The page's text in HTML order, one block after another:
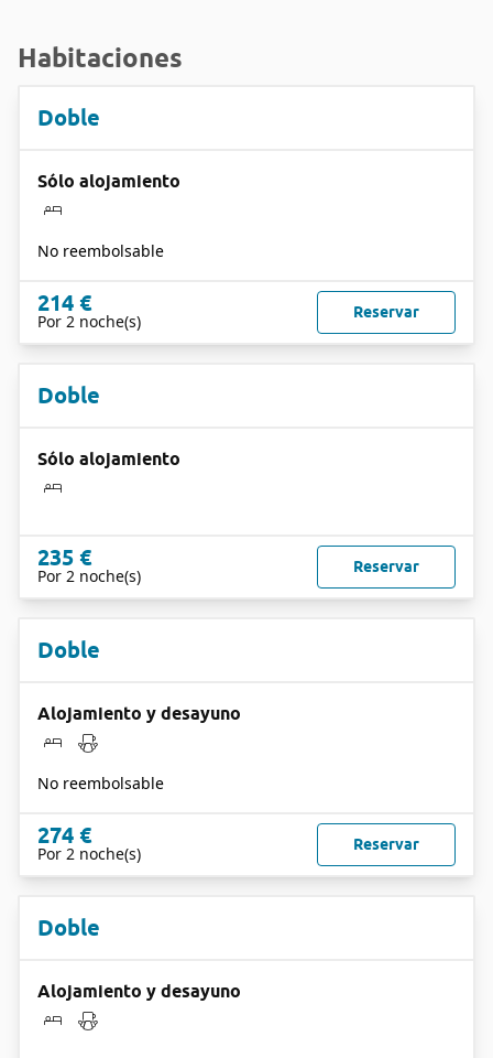
Habitaciones
Doble
Sólo alojamiento
No reembolsable
214 €
Por 2 noche(s) Reservar
Doble
Sólo alojamiento
235 €
Por 2 noche(s) Reservar
Doble
Alojamiento y desayuno
No reembolsable
274 €
Por 2 noche(s) Reservar
Doble
Alojamiento y desayuno